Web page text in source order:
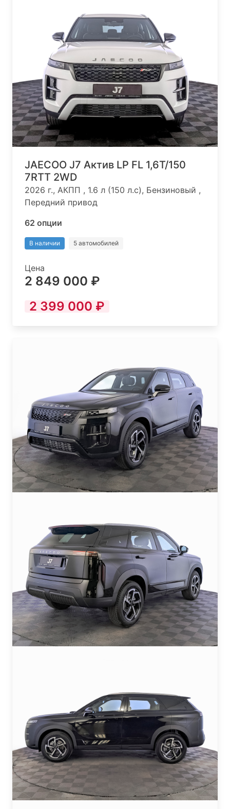
JAECOO J7 Актив LP FL 1,6T/150
7RTT 2WD
2026 г., АКПП , 1.6 л (150 л.с), Бензиновый ,
Передний привод
62 опции
В наличии 5 автомобилей
Цена
2 849 000 ₽
2 399 000 ₽